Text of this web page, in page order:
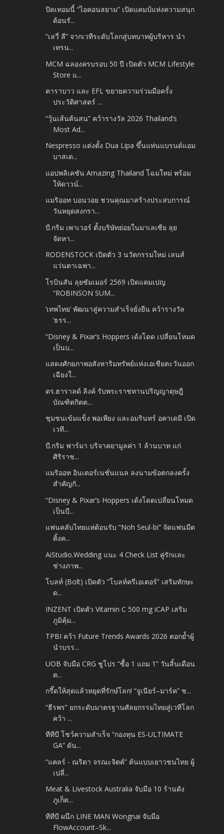
ปิดเทอมนี้ “ไอคอนสยาม” เปิดแคมป์แห่งความสนุก
ต้อนรั...
“เลวี่ ลี” จากเวทีระดับโลกสู่บทบาทผู้บริหาร นำ
เทรน...
MCM ฉลองครบรอบ 50 ปี เปิดตัว MCM Lifestyle
Store แ...
คาราบาว และ EFL ขยายความร่วมมือครั้ง
ประวัติศาสตร์ ...
“วุ้นเส้นต้นสน” คว้ารางวัล 2026 Thailand’s
Most Ad...
Nespresso แต่งตั้ง Dua Lipa ขึ้นแท่นแบรนด์แอม
บาสเด...
แอปพลิเคชัน Amazing Thailand โฉมใหม่ พร้อม
ให้ดาวน์...
แมริออท บอนวอย ชวนคุณมาสร้างประสบการณ์
วันหยุดสงกรา...
บี.กริม เพาเวอร์ ตั้งบริษัทย่อยในมาเลเซีย ลุย
จัดหา...
RODENSTOCK เปิดตัว 3 นวัตกรรมใหม่ เลนส์
แว่นตาเฉพา...
โรบินสัน ลุยซัมเมอร์ 2569 เปิดแคมเปญ
“ROBINSON SUM...
‘เทพไทย’ พัฒนาสู่ความสำเร็จยั่งยืน คว้ารางวัล
‘ธรร...
“Disney & Pixar’s Hoppers เด้งโดด เปลี่ยนโหมด
เป็นบ...
แสดงศักยภาพอสังหาริมทรัพย์แห่งเอเชียตะวันออก
เฉียงใ...
ดร.ฮาราลด์ ลิงค์ รับพระราชทานปริญญาดุษฎี
บัณฑิตกิตต...
ชุมชนเข้มแข็ง พอเพียง และอมรินทร์ อคาเดมี เปิด
เวที...
บี.กริม ฟาร์มา บริจาคยามูลค่า 1 ล้านบาท แก่
ศิริราช...
แมริออท อินเตอร์เนชั่นแนล ลงนามข้อตกลงครั้ง
สำคัญกั...
“Disney & Pixar’s Hoppers เด้งโดดเปลี่ยนโหมด
เป็นบี...
แฟนคลับไทยแห่ต้อนรับ “Noh Seul-bi” จัดแฟนมีต
ติ้งค...
AiStudio.Wedding แนะ 4 Check List คู่รักและ
ช่างภาพ...
โบลท์ (Bolt) เปิดตัว “โบลท์ครีเอเตอร์” เสริมทักษะ
ด...
INZENT เปิดตัว Vitamin C 500 mg iCAP เสริม
ภูมิคุ้ม...
TPBI คว้า Future Trends Awards 2026 ตอกย้ำผู้
นำบรร...
UOB จับมือ CRG ชูโปร “ซื้อ 1 แถม 1” วันสิ้นเดือน
ต...
กรี๊ดให้สุดแล้วหยุดที่รักษ์โลก! “จูเนียร์–มาร์ค” ช...
“ธีรพร” ยกระดับมาตรฐานศัลยกรรมไทยสู่เวทีโลก
คว้า ...
ทีทีบี โชว์ความสำเร็จ “กองทุน ES-ULTIMATE
GA” ดัน...
“แคลร์ - ณริดา จรณะจิตต์” ต้นแบบเยาวชนไทย ผู้
เปลี่...
Meat & Livestock Australia จับมือ 10 ร้านดัง
ภูเก็ต...
ทีทีบี ผนึก LINE MAN Wongnai จับมือ
FlowAccount–Sk...